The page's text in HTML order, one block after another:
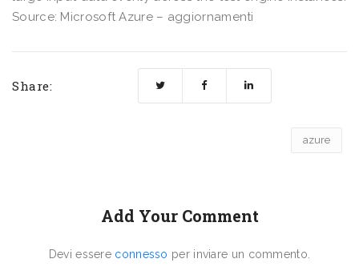
Source: Microsoft Azure – aggiornamenti
Share:
azure
Add Your Comment
Devi essere connesso per inviare un commento.